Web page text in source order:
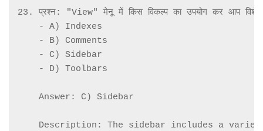
23. प्रश्न: "View" मेनू में किस विकल्प का उपयोग कर आप
    - A) Indexes
    - B) Comments
    - C) Sidebar
    - D) Toolbars
    Answer: C) Sidebar
Description: The sidebar includes a